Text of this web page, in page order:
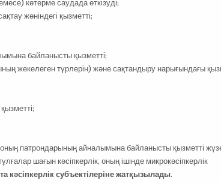
көтерме саудада өткізуді;
жөніндегі қызметті;
байланысты қызметті;
жекелеген түрлерін) және сақтандыру нарығындағы
патрондарының айналымына байланысты қызметті
шағын кәсіпкерлік, оның ішінде микрокәсіпкерлік
кәсіпкерлік субъектілеріне жатқызылады.